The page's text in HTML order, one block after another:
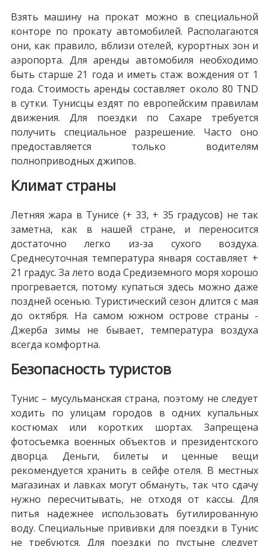
Взять машину на прокат можно в специальной
конторе по прокату автомобилей. Располагаются
они, как правило, вблизи отелей, курортных зон и
аэропорта. Для аренды автомобиля необходимо
быть старше 21 года и иметь стаж вождения от 1
года. Стоимость аренды составляет около 80 TND
в сутки. Тунисцы ездят по европейским правилам
движения. Для поездки по Сахаре требуется
получить специальное разрешение. Часто оно
предоставляется только водителям
полноприводных джипов.
Климат страны
Летняя жара в Тунисе (+ 33, + 35 градусов) не так
заметна, как в нашей стране, и переносится
достаточно легко из-за сухого воздуха.
Среднесуточная температура января составляет +
21 градус. За лето вода Средиземного моря хорошо
прогревается, потому купаться здесь можно даже
поздней осенью. Туристический сезон длится с мая
до октября. На самом южном острове страны -
Джерба зимы не бывает, температура воздуха
всегда комфортна.
Безопасность туристов
Тунис – мусульманская страна, поэтому не следует
ходить по улицам городов в одних купальных
костюмах или коротких шортах. Запрещена
фотосъемка военных объектов и президентского
дворца. Деньги, билеты и ценные вещи
рекомендуется хранить в сейфе отеля. В местных
магазинах и лавках могут обмануть, так что сдачу
нужно пересчитывать, не отходя от кассы. Для
питья надежнее использовать бутилированную
воду. Специальные прививки для поездки в Тунис
не требуются. Для поездки по пустыне следует